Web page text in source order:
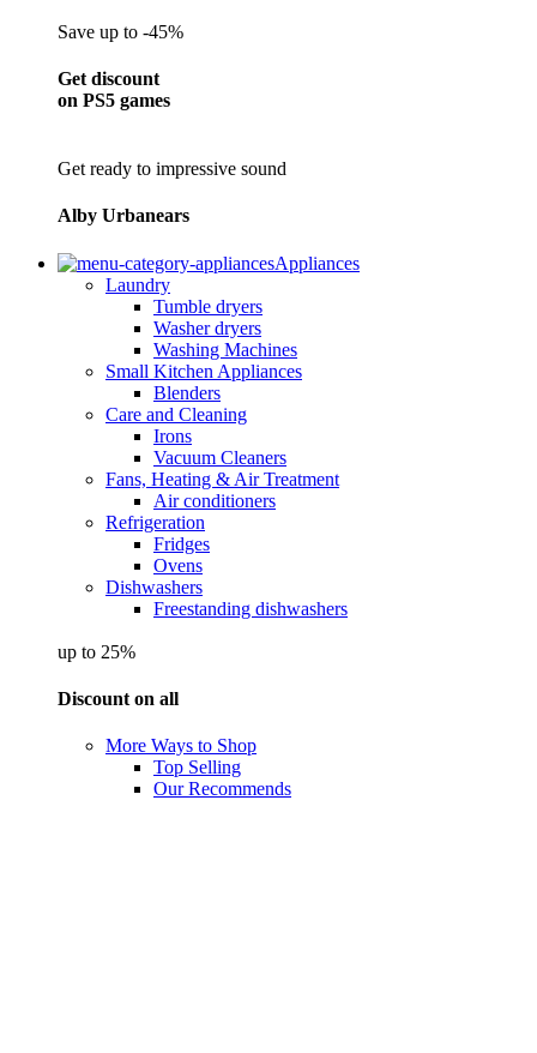
Save up to -45%
Get discount
on PS5 games
Get ready to impressive sound
Alby Urbanears
Appliances
Laundry
Tumble dryers
Washer dryers
Washing Machines
Small Kitchen Appliances
Blenders
Care and Cleaning
Irons
Vacuum Cleaners
Fans, Heating & Air Treatment
Air conditioners
Refrigeration
Fridges
Ovens
Dishwashers
Freestanding dishwashers
up to 25%
Discount on all
More Ways to Shop
Top Selling
Our Recommends